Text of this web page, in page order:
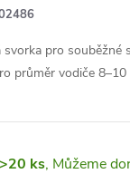
pro souběžné
průměr vodiče 8–10
>20 ks